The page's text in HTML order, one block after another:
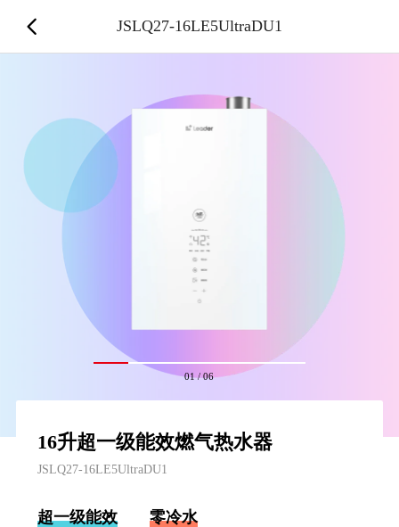
01/06
16升超一级能效燃气热水器
JSLQ27-16LE5UltraDU1
超一级能效 零冷水
JSLQ27-16LE5UltraDU1